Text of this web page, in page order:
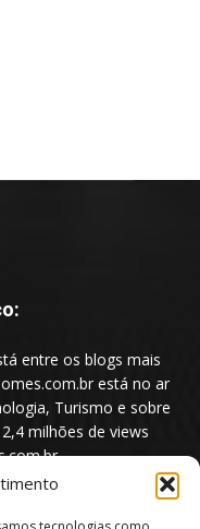
entre os blogs mais
está no ar
Turismo e sobre
milhões de views